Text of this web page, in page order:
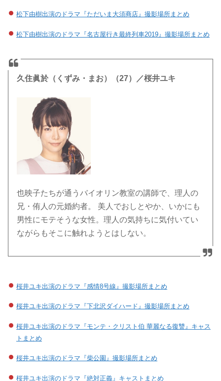
松下由樹出演のドラマ『ただいま大須商店』撮影場所まとめ
松下由樹出演のドラマ『名古屋行き最終列車2019』撮影場所まとめ
久住眞於（くずみ・まお）（27）／桜井ユキ
也映子たちが通うバイオリン教室の講師で、理人の
兄・侑人の元婚約者。 美人でおしとやか、いかにも
男性にモテそうな女性。理人の気持ちに気付いてい
ながらもそこに触れようとはしない。
桜井ユキ出演のドラマ『感情8号線』撮影場所まとめ
桜井ユキ出演のドラマ『下北沢ダイハード』撮影場所まとめ
桜井ユキ出演のドラマ『モンテ・クリスト伯 華麗なる復讐』キャス
トまとめ
桜井ユキ出演のドラマ『柴公園』撮影場所まとめ
桜井ユキ出演のドラマ『絶対正義』キャストまとめ